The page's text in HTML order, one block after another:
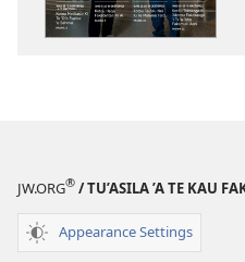
JW.ORG® / TU’ASILA ’A TE KAU
Appearance Settings